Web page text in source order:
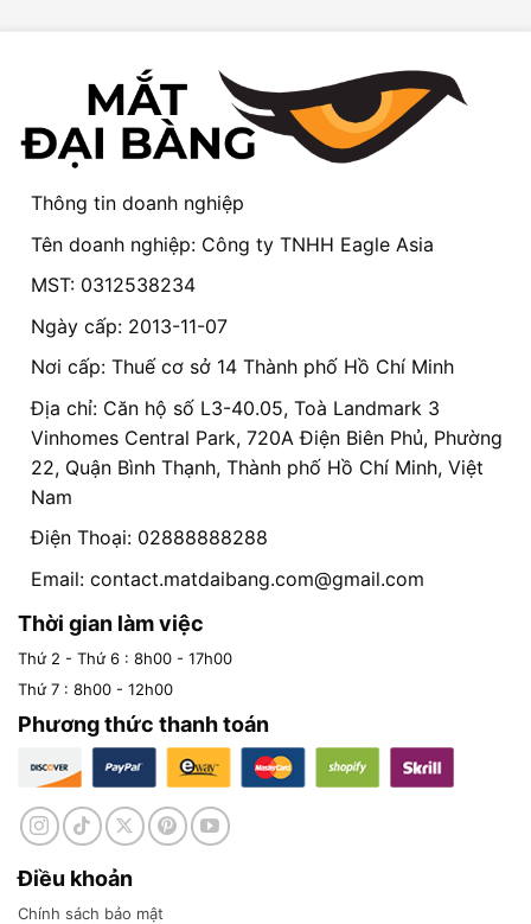
Thông tin doanh nghiệp
Tên doanh nghiệp: Công ty TNHH Eagle Asia
MST: 0312538234
Ngày cấp: 2013-11-07
Nơi cấp: Thuế cơ sở 14 Thành phố Hồ Chí Minh
Địa chỉ: Căn hộ số L3-40.05, Toà Landmark 3
Vinhomes Central Park, 720A Điện Biên Phủ, Phường
22, Quận Bình Thạnh, Thành phố Hồ Chí Minh, Việt
Nam
Điện Thoại: 02888888288
Email: contact.matdaibang.com@gmail.com
Thời gian làm việc
Thứ 2 - Thứ 6 : 8h00 - 17h00
Thứ 7 : 8h00 - 12h00
Phương thức thanh toán
Điều khoản
Chính sách bảo mật